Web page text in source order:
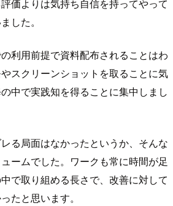
価よりは気持ち自信を持ってやって
した。
利用前提で資料配布されることはわ
スクリーンショットを取ることに気
中で実践知を得ることに集中しまし
る局面はなかったというか、そんな
ームでした。ワークも常に時間が足
で取り組める長さで、改善に対して
たと思います。